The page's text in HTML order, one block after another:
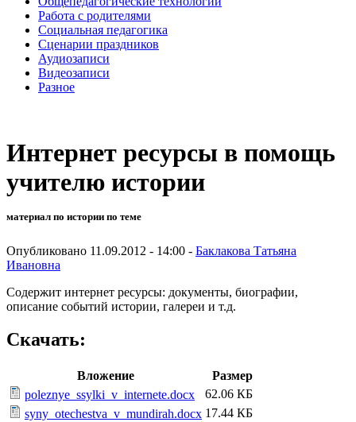
Работа с родителями
Социальная педагогика
Сценарии праздников
Аудиозаписи
Видеозаписи
Разное
Интернет ресурсы в помощь
учителю истории
материал по истории по теме
Опубликовано 11.09.2012 - 14:00 - Баклакова Татьяна
Ивановна
Содержит интернет ресурсы: документы, биографии,
описание событий истории, галереи и т.д.
Скачать:
Вложение
Размер
poleznye_ssylki_v_internete.docx
62.06 КБ
syny_otechestva_v_mundirah.docx 17.44 КБ